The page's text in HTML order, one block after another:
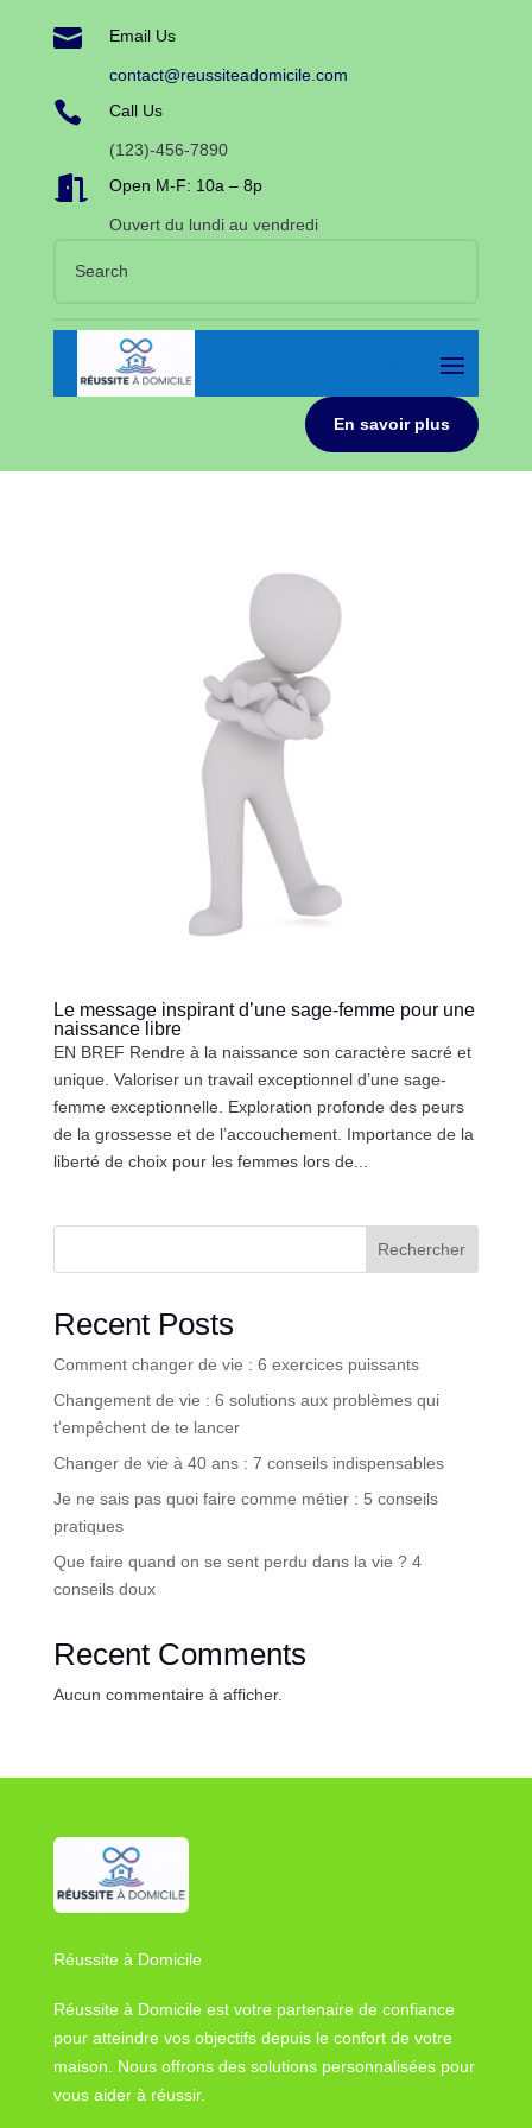
 Email Us
contact@reussiteadomicile.com
 Call Us
(123)-456-7890
 Open M-F: 10a – 8p
Ouvert du lundi au vendredi
En savoir plus
Le message inspirant d’une sage-femme pour une
naissance libre
EN BREF Rendre à la naissance son caractère sacré et
unique. Valoriser un travail exceptionnel d’une sage-
femme exceptionnelle. Exploration profonde des peurs
de la grossesse et de l’accouchement. Importance de la
liberté de choix pour les femmes lors de...
Rechercher
Recent Posts
Comment changer de vie : 6 exercices puissants
Changement de vie : 6 solutions aux problèmes qui
t’empêchent de te lancer
Changer de vie à 40 ans : 7 conseils indispensables
Je ne sais pas quoi faire comme métier : 5 conseils
pratiques
Que faire quand on se sent perdu dans la vie ? 4
conseils doux
Recent Comments
Aucun commentaire à afficher.
Réussite à Domicile
Réussite à Domicile est votre partenaire de confiance
pour atteindre vos objectifs depuis le confort de votre
maison. Nous offrons des solutions personnalisées pour
vous aider à réussir.